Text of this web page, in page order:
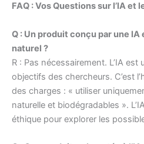
FAQ : Vos Questions sur l’IA et
Q : Un produit conçu par une
naturel ?
R : Pas nécessairement. L’IA est
objectifs des chercheurs. C’est
des charges : « utiliser
naturelle et biodégradables ».
éthique pour explorer les